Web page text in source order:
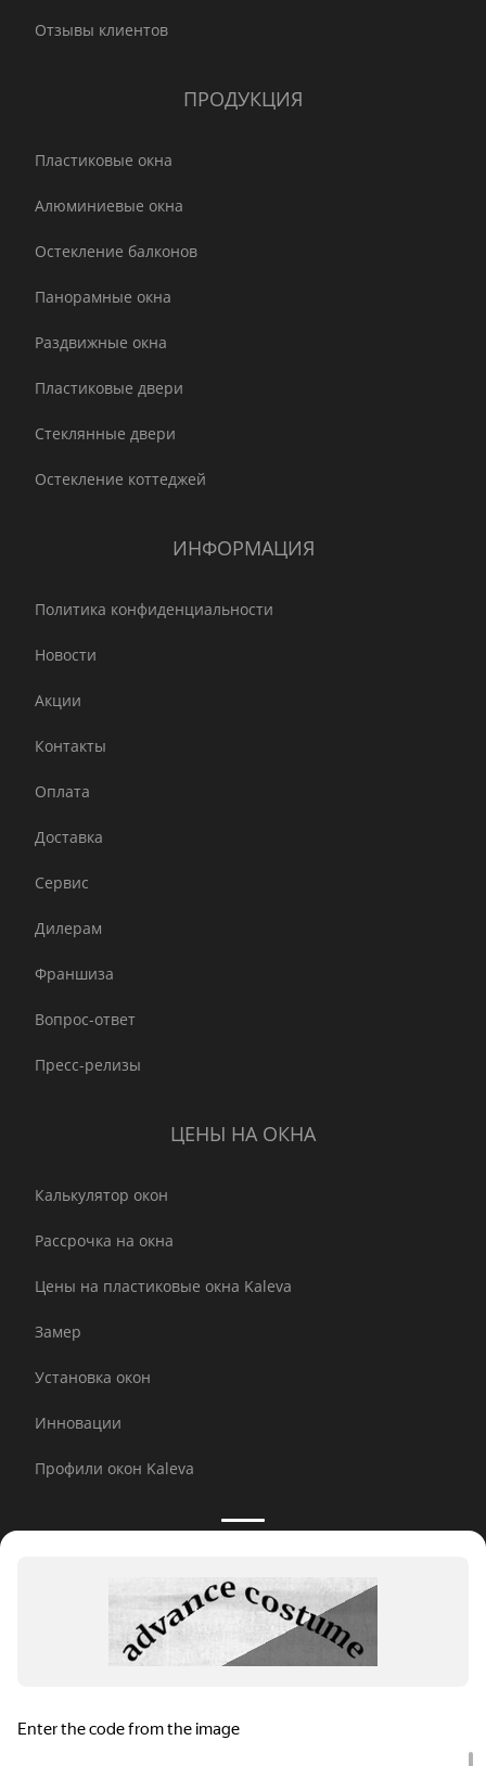
Отзывы клиентов
ПРОДУКЦИЯ
Пластиковые окна
Алюминиевые окна
Остекление балконов
Панорамные окна
Раздвижные окна
Пластиковые двери
Стеклянные двери
Остекление коттеджей
ИНФОРМАЦИЯ
Политика конфиденциальности
Новости
Акции
Контакты
Оплата
Доставка
Сервис
Дилерам
Франшиза
Вопрос-ответ
Пресс-релизы
ЦЕНЫ НА ОКНА
Калькулятор окон
Рассрочка на окна
Цены на пластиковые окна Kaleva
Замер
Установка окон
Инновации
Профили окон Kaleva
Принимаем к оплате:
E-mail рассылка